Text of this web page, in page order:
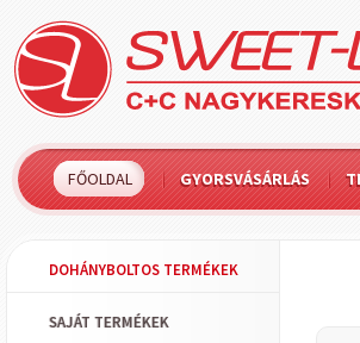
FŐOLDAL GYORSVÁSÁRLÁS
DOHÁNYBOLTOS TERMÉKEK
SAJÁT TERMÉKEK